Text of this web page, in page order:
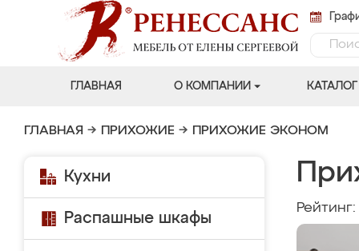
ГЛАВНАЯ О КОМПАНИИ КАТАЛОГ
ГЛАВНАЯ → ПРИХОЖИЕ → ПРИХОЖИЕ ЭКОНОМ
Кухни
Распашные шкафы
Рейтинг: